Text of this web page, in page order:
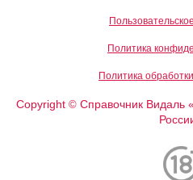
Политика
Политика
Copyright ©Справочник Видаль